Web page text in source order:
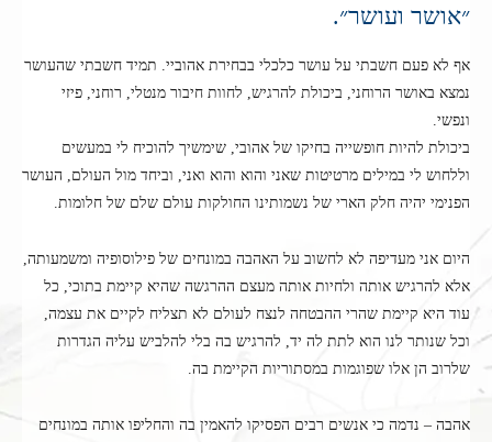
״אושר ועושר״.
אף לא פעם חשבתי על עושר כלכלי בבחירת אהוביי. תמיד חשבתי שהעושר
נמצא באושר הרוחני, ביכולת להרגיש, לחוות חיבור מנטלי, רוחני, פיזי
ונפשי.
ביכולת להיות חופשייה בחיקו של אהובי, שימשיך להוכיח לי במעשים
וללחוש לי במילים מרטיטות שאני והוא והוא ואני, וביחד מול העולם, העושר
הפנימי יהיה חלק הארי של נשמותינו החולקות עולם שלם של חלומות.
היום אני מעדיפה לא לחשוב על האהבה במונחים של פילוסופיה ומשמעותה,
אלא להרגיש אותה ולחיות אותה מעצם ההרגשה שהיא קיימת בתוכי, כל
עוד היא קיימת שהרי ההבטחה לנצח לעולם לא תצליח לקיים את עצמה,
וכל שנותר לנו הוא לתת לה יד, להרגיש בה בלי להלביש עליה הגדרות
שלרוב הן אלו שפוגמות במסתוריות הקיימת בה.
אהבה – נדמה כי אנשים רבים הפסיקו להאמין בה והחליפו אותה במונחים